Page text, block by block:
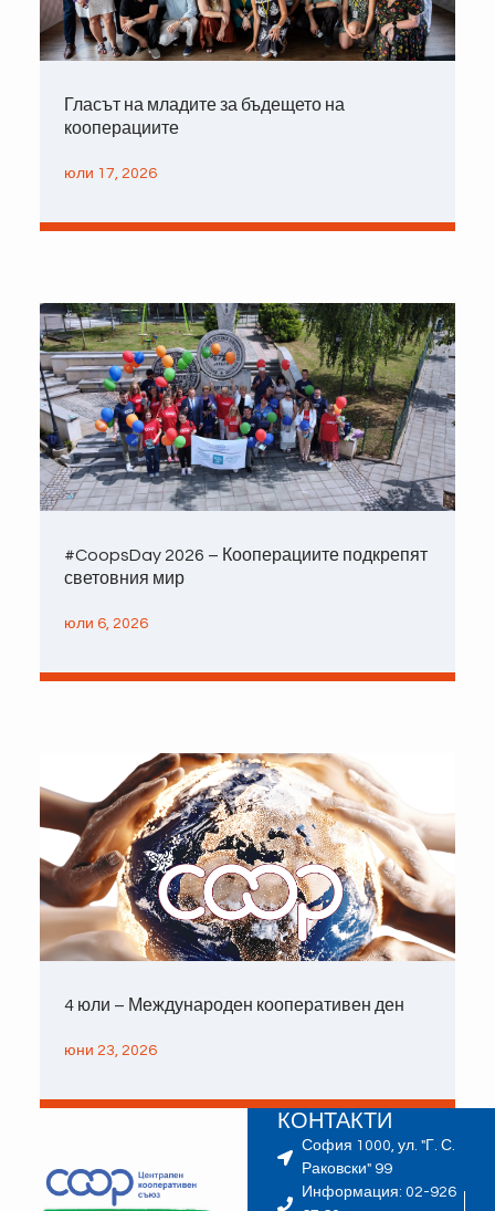
Гласът на младите за бъдещето на
кооперациите
юли 17, 2026
#CoopsDay 2026 – Кооперациите подкрепят
световния мир
юли 6, 2026
4 юли – Международен кооперативен ден
юни 23, 2026
КОНТАКТИ
София 1000, ул. "Г. С.
Раковски" 99
Информация: 02-926